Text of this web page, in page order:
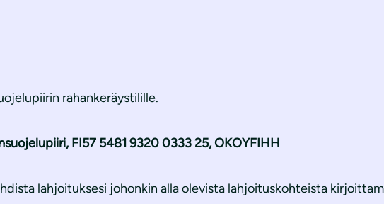
rahankeräystilille.
FI57 5481 9320 0333 25, OKOYFIHH
lahjoituksesi johonkin alla olevista lahjoituskohteista